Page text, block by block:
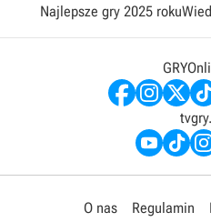
Najlepsze gry 2025 roku
O nas Regulamin